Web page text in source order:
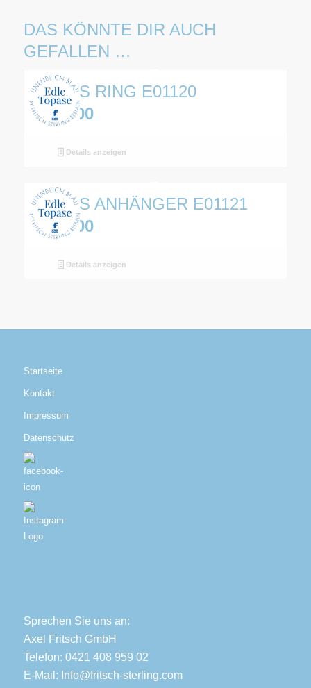
DAS KÖNNTE DIR AUCH
GEFALLEN …
TOPAS RING E01120
€ 129,00
Details anzeigen
TOPAS ANHÄNGER E01121
€ 109,00
Details anzeigen
Startseite
Kontakt
Impressum
Datenschutz
Sprechen Sie uns an:
Axel Fritsch GmbH
Telefon: 0421 408 959 02
E-Mail: Info@fritsch-sterling.com